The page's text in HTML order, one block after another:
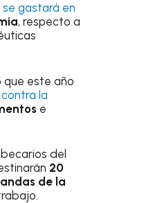
gastará en
, respecto a
que este año
la
e
del
20
de la